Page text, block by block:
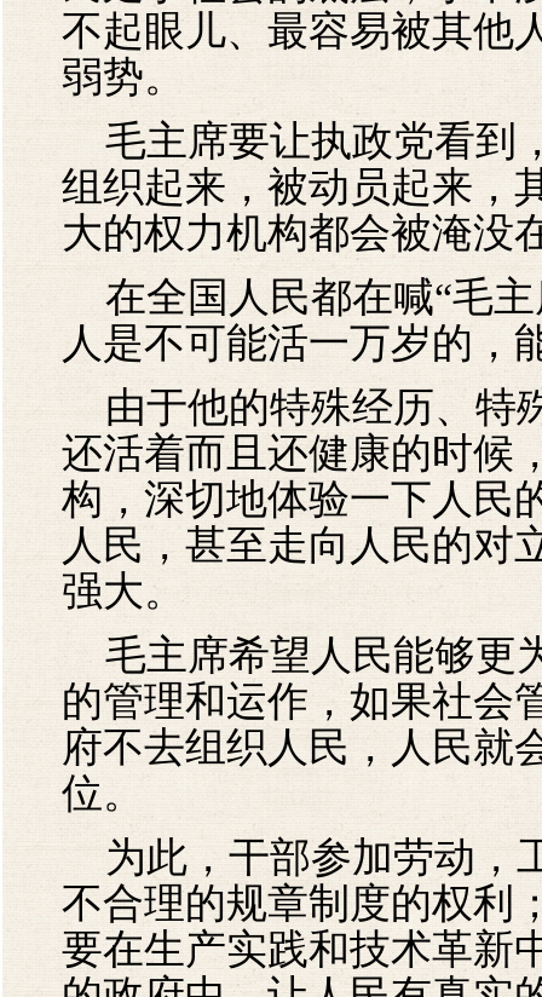
不起眼儿、最容易被其他
弱势。
毛主席要让执政党看到
组织起来，被动员起来，
大的权力机构都会被淹没
在全国人民都在喊“毛
人是不可能活一万岁的，
由于他的特殊经历、特
还活着而且还健康的时候
构，深切地体验一下人民
人民，甚至走向人民的对
强大。
毛主席希望人民能够更
的管理和运作，如果社会
府不去组织人民，人民就
位。
为此，干部参加劳动，
不合理的规章制度的权利
要在生产实践和技术革新